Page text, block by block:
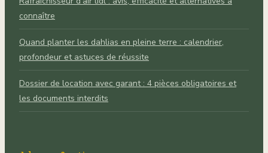
connaître
Quand planter les dahlias en pleine terre : calendrier,
profondeur et astuces de réussite
Dossier de location avec garant : 4 pièces obligatoires et
les documents interdits